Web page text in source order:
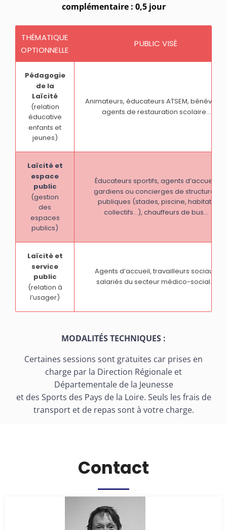
complémentaire : 0,5 jour
THÉMATIQUE
OPTIONNELLE
PUBLIC VISÉ
Pédagogie
de la
Laïcité
(relation
éducative
enfants et
jeunes)
Animateurs, éducateurs ATSEM, bénévoles,
agents de restauration scolaire…
Laïcité et
espace
public
(gestion
des
espaces
publics)
Éducateurs sportifs, agents d’accueil,
gardiens ou concierges de structures
publiques (stades, piscine, habitats
collectifs…), chauffeurs de bus...
Laïcité et
service
public
(relation à
l’usager)
Agents d’accueil, travailleurs sociaux,
salariés du secteur médico-social....
MODALITÉS TECHNIQUES :
Certaines sessions sont gratuites car prises en
charge par la Direction Régionale et
Départementale de la Jeunesse
et des Sports des Pays de la Loire. Seuls les frais de
transport et de repas sont à votre charge.
Contact